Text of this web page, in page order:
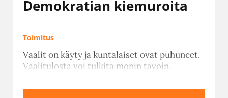
Demokratian kiemuroita
Toimitus
Vaalit on käyty ja kuntalaiset ovat puhuneet.
Vaalitulosta voi tulkita monin tavoin.